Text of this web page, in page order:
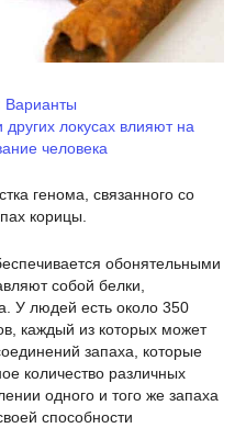
Варианты
других локусах влияют на
человека
генома, связанного со
корицы.
обонятельными
собой белки,
У людей есть около 350
каждый из которых может
запаха, которые
количество различных
одного и того же запаха
способности